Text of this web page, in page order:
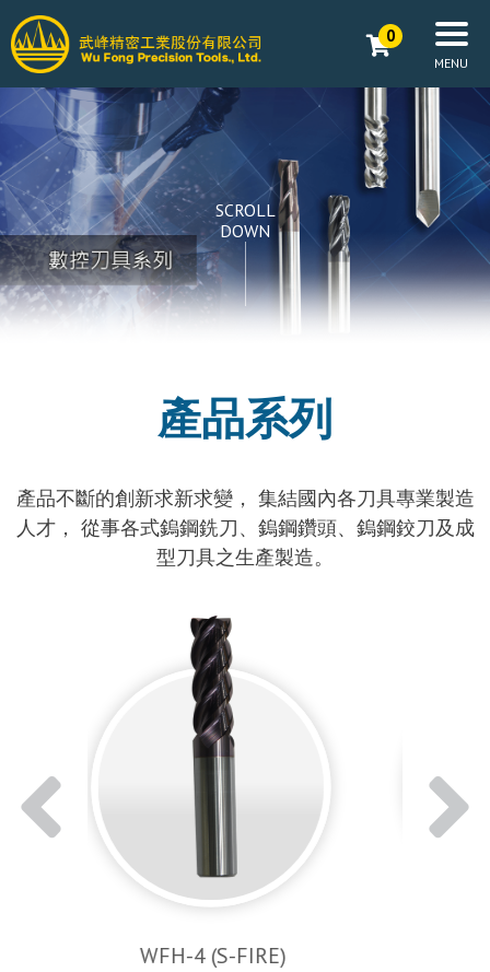
0
SCROLL
DOWN
產品系列
產品不斷的創新求新求變， 集結國內各刀具專業製造
人才， 從事各式鎢鋼銑刀、鎢鋼鑽頭、鎢鋼鉸刀及成
型刀具之生產製造。
WFSP-4 (S-FIRE)